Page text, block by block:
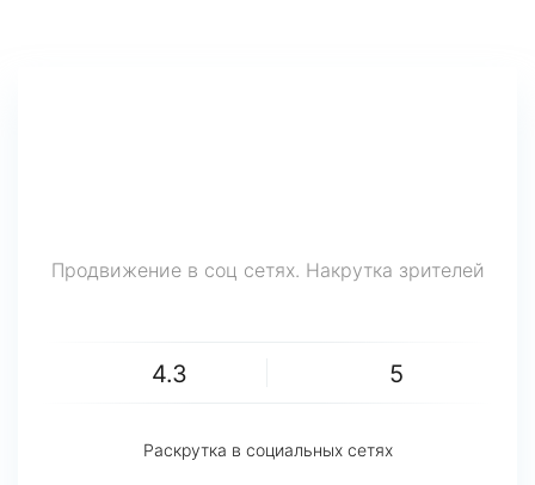
Продвижение в соц сетях. Накрутка зрителей
4.3 5
Раскрутка в социальных сетях